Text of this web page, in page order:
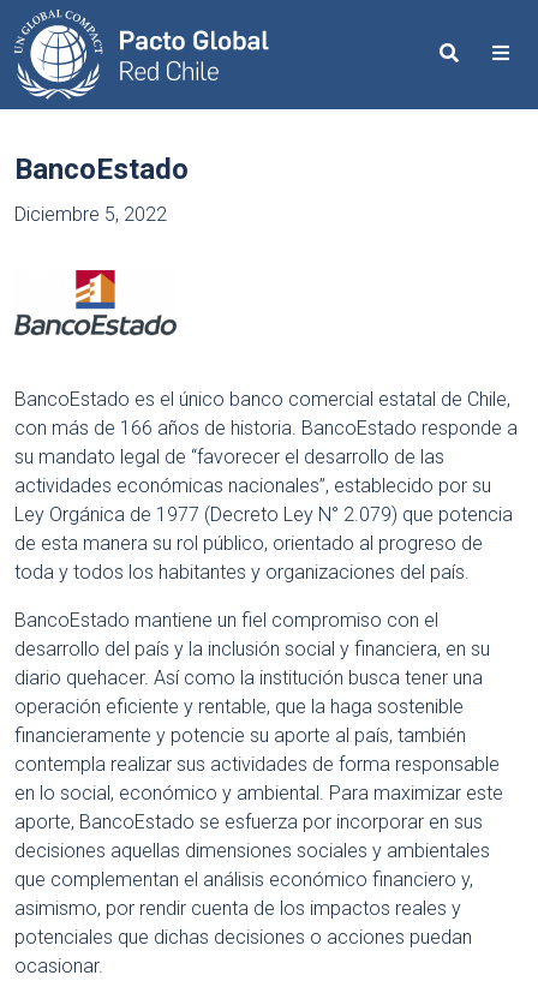
Search
BancoEstado
Diciembre 5, 2022
BancoEstado es el único banco comercial estatal de Chile,
con más de 166 años de historia.​ BancoEstado responde a
su mandato legal de “favorecer el desarrollo de las
actividades económicas nacionales”, establecido por su
Ley Orgánica de 1977 (Decreto Ley N° 2.079) que potencia
de esta manera su rol público, orientado al progreso de
toda y todos los habitantes y organizaciones del país.
BancoEstado mantiene un fiel compromiso con el
desarrollo del país y la inclusión social y financiera, en su
diario quehacer. Así como la institución busca tener una
operación eficiente y rentable, que la haga sostenible
financieramente y potencie su aporte al país, también
contempla realizar sus actividades de forma responsable
en lo social, económico y ambiental. Para maximizar este
aporte, BancoEstado se esfuerza por incorporar en sus
decisiones aquellas dimensiones sociales y ambientales
que complementan el análisis económico financiero y,
asimismo, por rendir cuenta de los impactos reales y
potenciales que dichas decisiones o acciones puedan
ocasionar.